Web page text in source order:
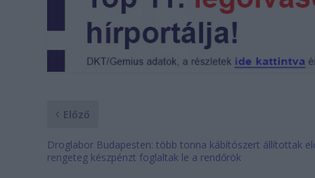
Előző
Droglabor Budapesten: több tonna kábítószert állítottak
rengeteg készpénzt foglaltak le a rendőrök